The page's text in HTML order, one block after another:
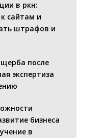
в ркн:
сайтам и
штрафов и
после
экспертиза
бизнеса
в